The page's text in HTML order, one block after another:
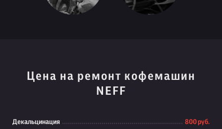
Цена на ремонт кофемашин
NEFF
Декальцинация 800 руб.